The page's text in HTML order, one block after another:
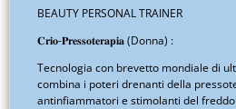
dolori
gambe
Tecnologia
BEAUTY PERSONAL TRAINER
𝐂𝐫𝐢𝐨-𝐏𝐫𝐞𝐬𝐬𝐨𝐭𝐞𝐫𝐚𝐩𝐢𝐚 (Donna) :
Tecnologia con brevetto mondiale di
combina i poteri drenanti della
antinfiammatori e stimolanti del